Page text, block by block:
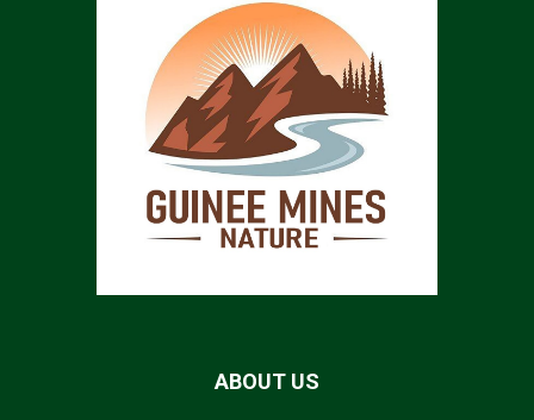
ABOUT US